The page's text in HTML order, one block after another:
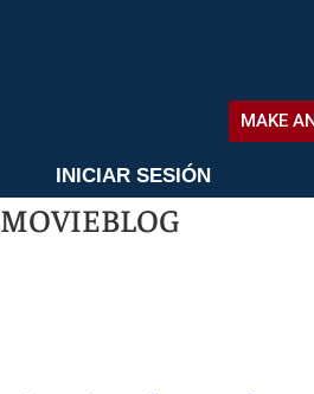
MAKE
INICIAR SESIÓN
MOVIEBLOG